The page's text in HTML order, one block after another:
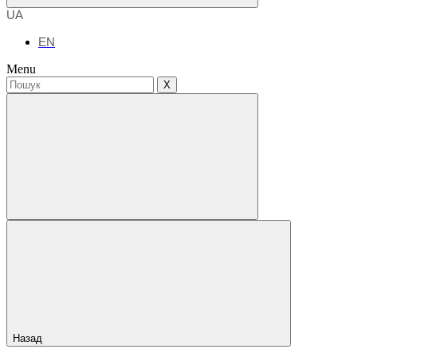
UA
EN
Menu
X
Назад